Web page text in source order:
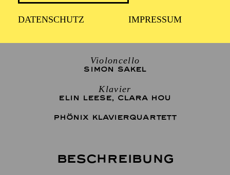
DATENSCHUTZ IMPRESSUM
Violoncello
SIMON SAKEL
Klavier
ELIN LEESE, CLARA HOU
PHÖNIX KLAVIERQUARTETT
Beschreibung